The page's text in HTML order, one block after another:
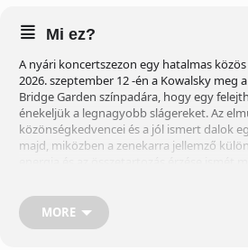
Mi ez?
A nyári koncertszezon egy hatalmas
2026. szeptember 12 -én a Kowalsky meg
Bridge Garden színpadára, hogy egy
énekeljük a legnagyobb slágereket. Az
közönségkedvencei és a jól ismert dalok
majd, miközben a zenekarra jellemző
rajongók közös élménye találkozik. Ebben
által válogatott népszerű programokat
hirdetések is lehetnek. Élvezd otthonod
MORE